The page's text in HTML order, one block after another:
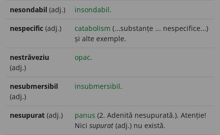
nesondabil (adj.) insondabil.
nespecific (adj.) catabolism (...substanțe ... nespecifice...)
și alte exemple.
nestrăveziu
(adj.)
opac.
nesubmersibil
(adj.)
insubmersibil.
nesupurat (adj.) panus (2. Adenită nesupurată.). Atenție!
Nici supurat (adj.) nu există.